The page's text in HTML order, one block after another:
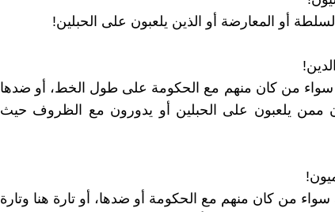
أو المعارضة أو الذين يلعبون على الحبلين!
سواء من كان منهم مع الحكومة على طول الخط، أو ضدها
يلعبون على الحبلين أو يدورون مع الظروف حيث
من كان منهم مع الحكومة أو ضدها، أو تارة هنا وتارة